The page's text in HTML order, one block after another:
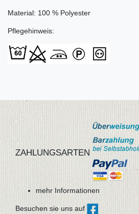
Material: 100 % Polyester
Pflegehinweis:
ZAHLUNGSARTEN
mehr Informationen
Besuchen sie uns auf